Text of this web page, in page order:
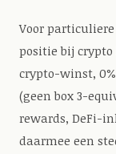
Voor
positie bij
crypto-winst,
(geen box 3-
rewards, DeFi-
daarmee een